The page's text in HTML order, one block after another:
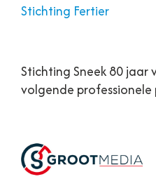
Stichting Fertier
Stichting Sneek 80 jaar
volgende professionele